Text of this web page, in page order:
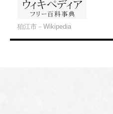
狛江市－Wikipedia